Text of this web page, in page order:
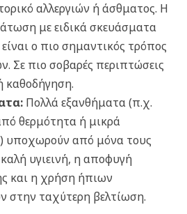
αλλεργιών ή άσθματος. Η
με ειδικά σκευάσματα
ο πιο σημαντικός τρόπος
Σε πιο σοβαρές περιπτώσεις
καθοδήγηση.
Πολλά εξανθήματα (π.χ.
θερμότητα ή μικρά
υποχωρούν από μόνα τους
υγιεινή, η αποφυγή
και η χρήση ήπιων
στην ταχύτερη βελτίωση.